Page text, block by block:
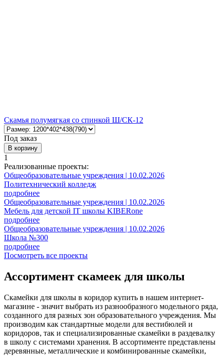
Скамья полумягкая со спинкой Ш/СК-12
Под заказ
В корзину
1
Реализованные проекты:
Общеобразовательные учреждения | 10.02.2026
Политехнический колледж
подробнее
Общеобразовательные учреждения | 10.02.2026
Мебель для детской IT школы KIBERone
подробнее
Общеобразовательные учреждения | 10.02.2026
Школа №300
подробнее
Посмотреть все проекты
Ассортимент скамеек для школы
Скамейки для школы в коридор купить в нашем интернет-
магазине - значит выбрать из разнообразного модельного ряда,
созданного для разных зон образовательного учреждения. Мы
производим как стандартные модели для вестибюлей и
коридоров, так и специализированные скамейки в раздевалку
в школу с системами хранения. В ассортименте представлены
деревянные, металлические и комбинированные скамейки,